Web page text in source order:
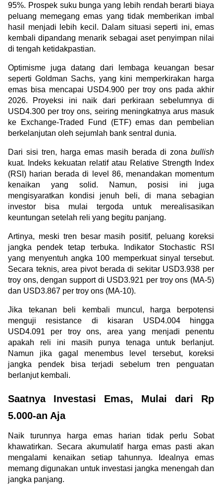
95%. Prospek suku bunga yang lebih rendah berarti biaya
peluang memegang emas yang tidak memberikan imbal
hasil menjadi lebih kecil. Dalam situasi seperti ini, emas
kembali dipandang menarik sebagai aset penyimpan nilai
di tengah ketidakpastian.
Optimisme juga datang dari lembaga keuangan besar
seperti Goldman Sachs, yang kini memperkirakan harga
emas bisa mencapai USD4.900 per troy ons pada akhir
2026. Proyeksi ini naik dari perkiraan sebelumnya di
USD4.300 per troy ons, seiring meningkatnya arus masuk
ke Exchange-Traded Fund (ETF) emas dan pembelian
berkelanjutan oleh sejumlah bank sentral dunia.
Dari sisi tren, harga emas masih berada di zona bullish
kuat. Indeks kekuatan relatif atau Relative Strength Index
(RSI) harian berada di level 86, menandakan momentum
kenaikan yang solid. Namun, posisi ini juga
mengisyaratkan kondisi jenuh beli, di mana sebagian
investor bisa mulai tergoda untuk merealisasikan
keuntungan setelah reli yang begitu panjang.
Artinya, meski tren besar masih positif, peluang koreksi
jangka pendek tetap terbuka. Indikator Stochastic RSI
yang menyentuh angka 100 memperkuat sinyal tersebut.
Secara teknis, area pivot berada di sekitar USD3.938 per
troy ons, dengan support di USD3.921 per troy ons (MA-5)
dan USD3.867 per troy ons (MA-10).
Jika tekanan beli kembali muncul, harga berpotensi
menguji resistance di kisaran USD4.004 hingga
USD4.091 per troy ons, area yang menjadi penentu
apakah reli ini masih punya tenaga untuk berlanjut.
Namun jika gagal menembus level tersebut, koreksi
jangka pendek bisa terjadi sebelum tren penguatan
berlanjut kembali.
Saatnya Investasi Emas, Mulai dari Rp
5.000-an Aja
Naik turunnya harga emas harian tidak perlu Sobat
khawatirkan. Secara akumulatif harga emas pasti akan
mengalami kenaikan setiap tahunnya. Idealnya emas
memang digunakan untuk investasi jangka menengah dan
jangka panjang.